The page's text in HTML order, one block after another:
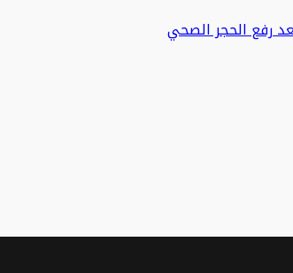
رفع الحجر الصحي